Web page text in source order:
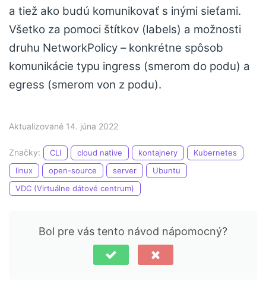
a tiež ako budú komunikovať s inými sieťami.
Všetko za pomoci štítkov (labels) a možnosti
druhu NetworkPolicy – konkrétne spôsob
komunikácie typu ingress (smerom do podu) a
egress (smerom von z podu).
Aktualizované 14. júna 2022
Značky: CLI cloud native kontajnery
Kubernetes
linux
open-source server
Ubuntu
VDC (Virtuálne dátové centrum)
Bol pre vás tento návod nápomocný?